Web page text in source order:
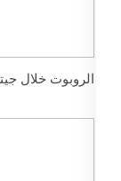
الروبوت خلال جيتكس دبي